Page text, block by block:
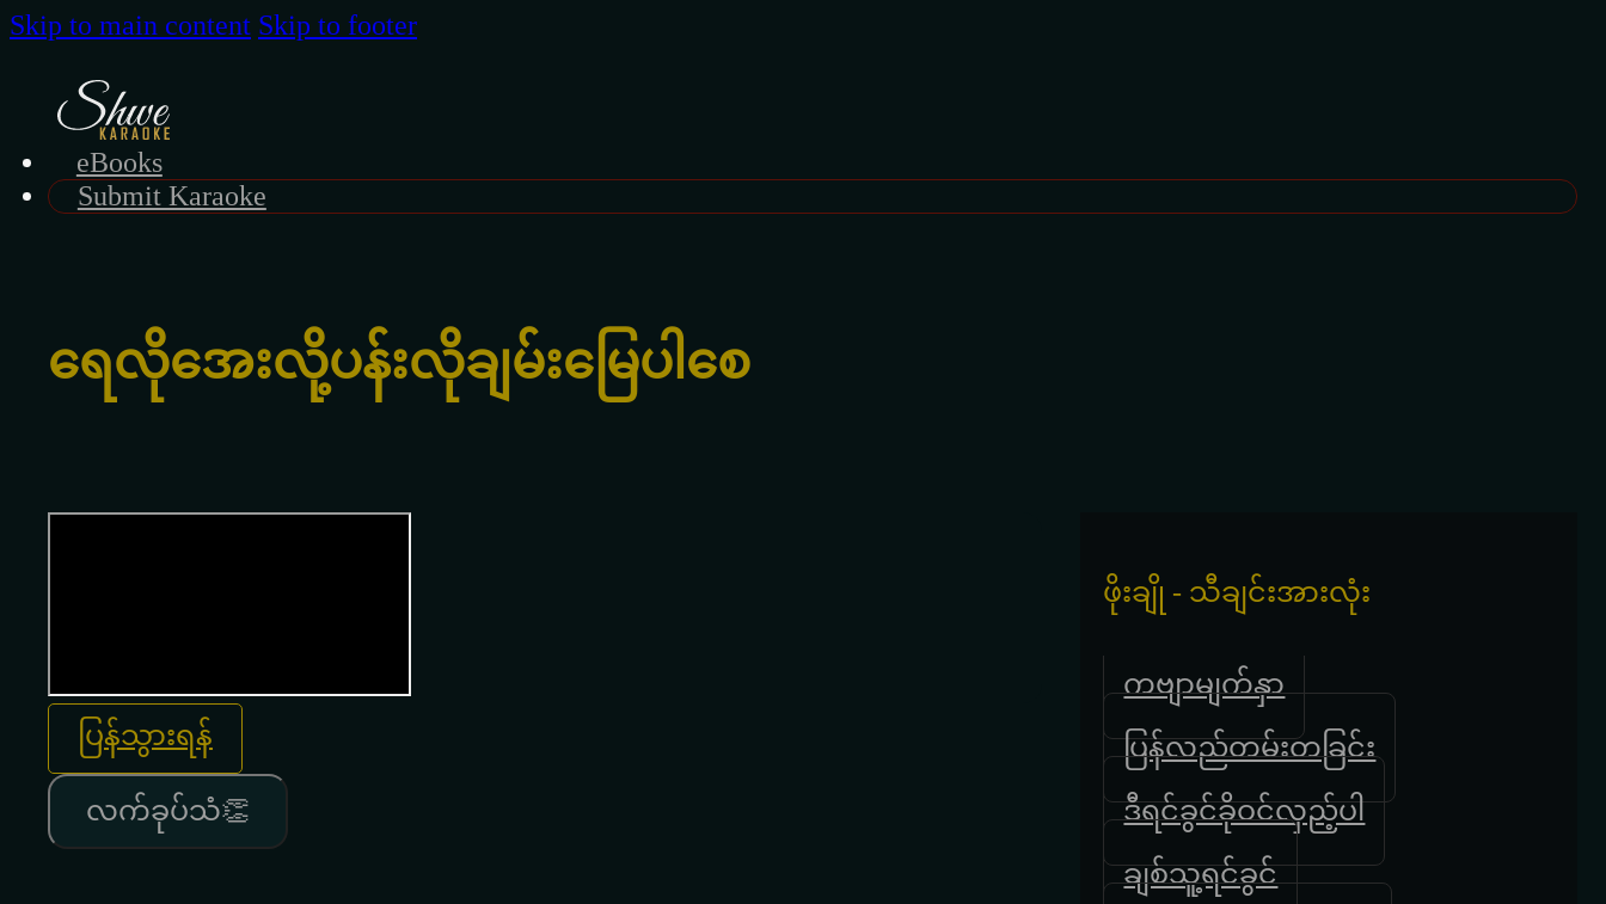
Skip to main content Skip to footer
eBooks
Submit Karaoke
ရေလိုအေးလို့ပန်းလိုချမ်းမြေပါစေ
ပြန်သွားရန်
လက်ခုပ်သံ👏
ဖိုးချို - သီချင်းအားလုံး
ကဗျာမျက်နှာ
ပြန်လည်တမ်းတခြင်း
ဒီရင်ခွင်ခိုဝင်လှည့်ပါ
ချစ်သူ့ရင်ခွင်